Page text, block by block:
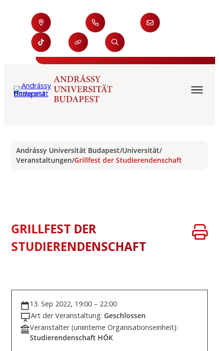
Andrássy Universität Budapest/Universität/
Veranstaltungen/Grillfest der Studierendenschaft
GRILLFEST DER
STUDIERENDENSCHAFT
13. Sep 2022, 19:00 – 22:00
Art der Veranstaltung: Geschlossen
Veranstalter (uniinterne Organisationseinheit):
Studierendenschaft HÖK